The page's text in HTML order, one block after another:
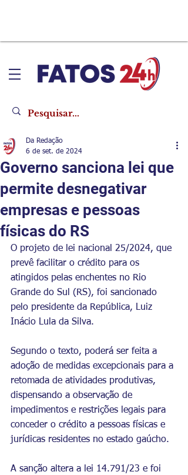
Governo sanciona lei que
permite desnegativar
empresas e pessoas
físicas do RS
Da Redação
6 de set. de 2024
O projeto de lei nacional 25/2024, que
prevê facilitar o crédito para os
atingidos pelas enchentes no Rio
Grande do Sul (RS), foi sancionado
pelo presidente da República, Luiz
Inácio Lula da Silva.
Segundo o texto, poderá ser feita a
adoção de medidas excepcionais para a
retomada de atividades produtivas,
dispensando a observação de
impedimentos e restrições legais para
conceder o crédito a pessoas físicas e
jurídicas residentes no estado gaúcho.
A sanção altera a lei 14.791/23 e foi